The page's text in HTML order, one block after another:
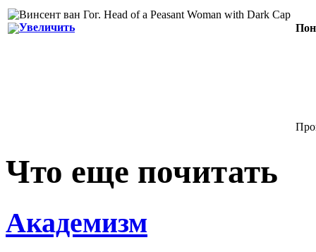
Увеличить
Что еще почитать
Академизм